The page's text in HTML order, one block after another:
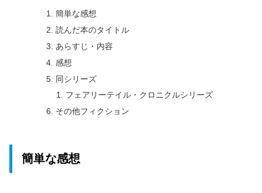
簡単な感想
読んだ本のタイトル
あらすじ・内容
感想
同シリーズ
フェアリーテイル・クロニクルシリーズ
その他フィクション
簡単な感想